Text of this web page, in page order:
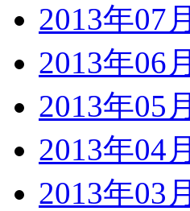
2013年07月
2013年06月
2013年05月
2013年04月
2013年03月